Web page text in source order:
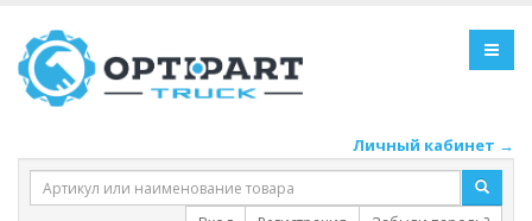
Личный кабинет →